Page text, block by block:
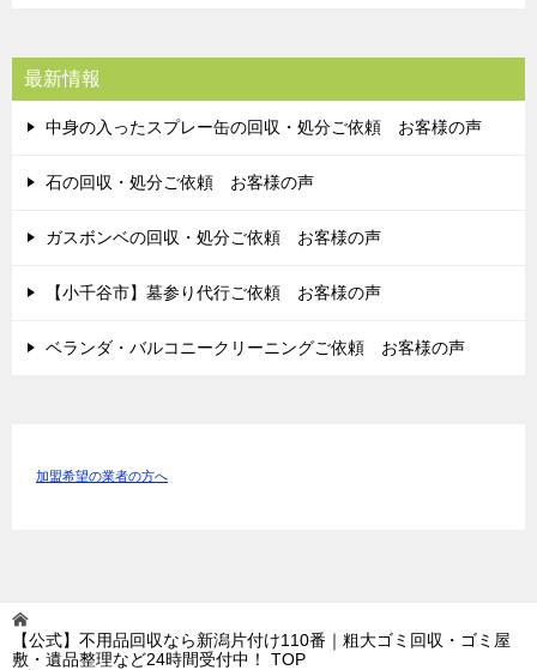
最新情報
中身の入ったスプレー缶の回収・処分ご依頼 お客様の声
石の回収・処分ご依頼 お客様の声
ガスボンベの回収・処分ご依頼 お客様の声
【小千谷市】墓参り代行ご依頼 お客様の声
ベランダ・バルコニークリーニングご依頼 お客様の声
加盟希望の業者の方へ
【公式】不用品回収なら新潟片付け110番｜粗大ゴミ回収・ゴミ屋
敷・遺品整理など24時間受付中！
TOP